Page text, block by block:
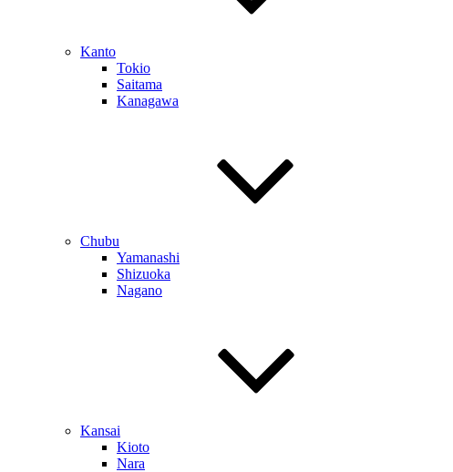
Kanto
Tokio
Saitama
Kanagawa
Chubu
Yamanashi
Shizuoka
Nagano
Kansai
Kioto
Nara